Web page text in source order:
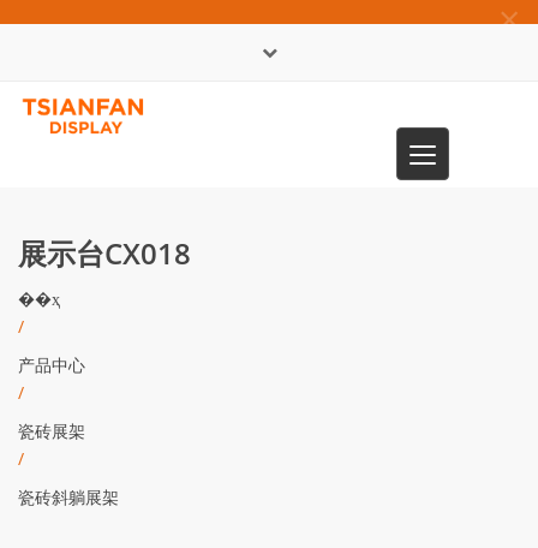
×
Toggle
navigation
展示台CX018
��ҳ
/
产品中心
/
瓷砖展架
/
瓷砖斜躺展架